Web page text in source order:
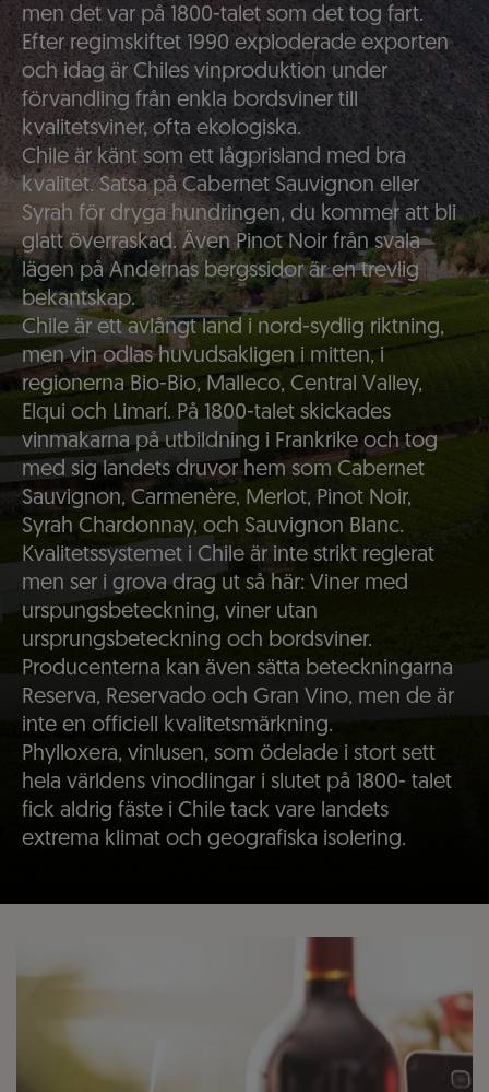
men det var på 1800-talet som det tog fart.
Efter regimskiftet 1990 exploderade exporten
och idag är Chiles vinproduktion under
förvandling från enkla bordsviner till
kvalitetsviner, ofta ekologiska.
Chile är känt som ett lågprisland med bra
kvalitet. Satsa på Cabernet Sauvignon eller
Syrah för dryga hundringen, du kommer att bli
glatt överraskad. Även Pinot Noir från svala
lägen på Andernas bergssidor är en trevlig
bekantskap.
Chile är ett avlångt land i nord-sydlig riktning,
men vin odlas huvudsakligen i mitten, i
regionerna Bio-Bio, Malleco, Central Valley,
Elqui och Limarí. På 1800-talet skickades
vinmakarna på utbildning i Frankrike och tog
med sig landets druvor hem som Cabernet
Sauvignon, Carmenère, Merlot, Pinot Noir,
Syrah Chardonnay, och Sauvignon Blanc.
Kvalitetssystemet i Chile är inte strikt reglerat
men ser i grova drag ut så här: Viner med
urspungsbeteckning, viner utan
ursprungsbeteckning och bordsviner.
Producenterna kan även sätta beteckningarna
Reserva, Reservado och Gran Vino, men de är
inte en officiell kvalitetsmärkning.
Phylloxera, vinlusen, som ödelade i stort sett
hela världens vinodlingar i slutet på 1800- talet
fick aldrig fäste i Chile tack vare landets
extrema klimat och geografiska isolering.